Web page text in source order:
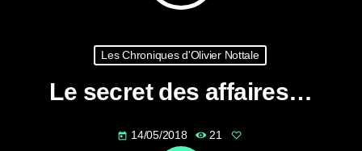
Les Chroniques d'Olivier Nottale
Le secret des affaires…
today 14/05/2018 21